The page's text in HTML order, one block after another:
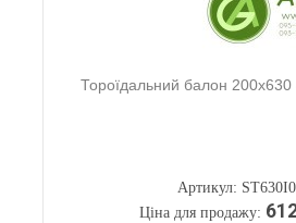
Тороїдальний балон
Артикул:
Ціна для продажу: